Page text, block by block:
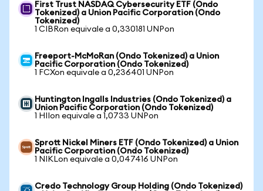
First Trust NASDAQ Cybersecurity ETF (Ondo
Tokenized) a Union Pacific Corporation (Ondo
Tokenized)
1 CIBRon equivale a 0,330181 UNPon
Freeport-McMoRan (Ondo Tokenized) a Union
Pacific Corporation (Ondo Tokenized)
1 FCXon equivale a 0,236401 UNPon
Huntington Ingalls Industries (Ondo Tokenized) a
Union Pacific Corporation (Ondo Tokenized)
1 HIIon equivale a 1,0733 UNPon
Sprott Nickel Miners ETF (Ondo Tokenized) a Union
Pacific Corporation (Ondo Tokenized)
1 NIKLon equivale a 0,047416 UNPon
Credo Technology Group Holding (Ondo Tokenized)